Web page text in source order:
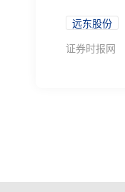
远东股份
证券时报网